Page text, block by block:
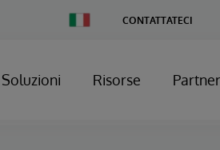
Country
CONTATTATECI
Soluzioni Risorse Partner